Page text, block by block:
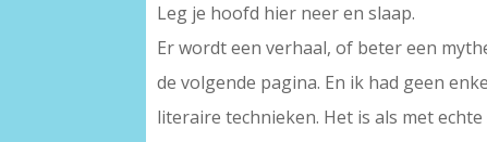
Leg je hoofd hier neer en slaap.
Er wordt een verhaal, of beter een
de volgende pagina. En ik had geen
literaire technieken. Het is als met